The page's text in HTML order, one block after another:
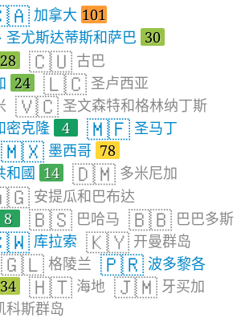
加拿大 101
圣尤斯达蒂斯和萨巴 30
28 🇨🇺 古巴
24 🇱🇨 圣卢西亚
🇻🇨 圣文森特和格林纳丁斯
密克隆 4 🇲🇫 圣马丁
🇲🇽 墨西哥 78
和國 14 🇩🇲 多米尼加
安提瓜和巴布达
8 🇧🇸 巴哈马 🇧🇧 巴巴多斯
库拉索 🇰🇾 开曼群岛
🇬🇱 格陵兰 🇵🇷 波多黎各
34 🇭🇹 海地 🇯🇲 牙买加
科斯群岛